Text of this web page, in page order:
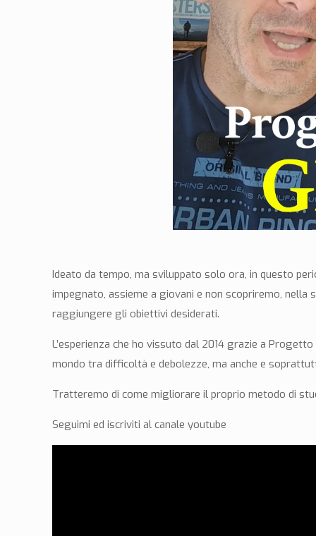
Ideato da tempo, ma sviluppato solo ora, in questo
impegnato, assieme a giovani e non scopriremo,
raggiungere gli obiettivi desiderati.
L’esperienza che ho vissuto dal 2014 grazie a
mondo tra difficoltà e debolezze, ma anche e
Tratteremo di come migliorare il proprio metodo di
Seguimi ed iscriviti al canale youtube